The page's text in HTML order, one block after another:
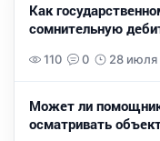
Как
сомнительную
110 0 28 июля
Может ли
осматривать